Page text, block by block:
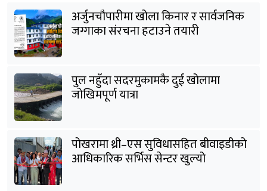
अर्जुनचौपारीमा खोला किनार र सार्वजनिक
जग्गाका संरचना हटाउने तयारी
पुल नहुँदा सदरमुकामकै दुई खोलामा
जोखिमपूर्ण यात्रा
पोखरामा थ्री–एस सुविधासहित बीवाइडीको
आधिकारिक सर्भिस सेन्टर खुल्यो